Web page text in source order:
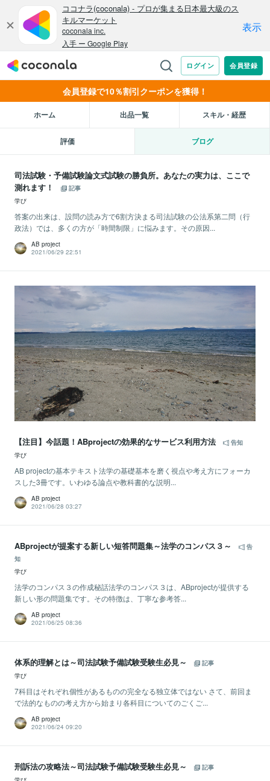
会員登録で10％割引クーポンを獲得！
ホーム 出品一覧 スキル・経歴
評価 ブログ
司法試験・予備試験論文式試験の勝負所。あなたの実力は、ここで
測れます！
記事
学び
答案の出来は、設問の読み方で6割方決まる司法試験の公法系第二問（行
政法）では、多くの方が「時間制限」に悩みます。その原因...
AB project
2021/06/29 22:51
【注目】今話題！ABprojectの効果的なサービス利用方法
告知
学び
AB projectの基本テキスト法学の基礎基本を磨く視点や考え方にフォーカ
スした3冊です。いわゆる論点や教科書的な説明...
AB project
2021/06/28 03:27
ABprojectが提案する新しい短答問題集～法学のコンパス３～
告
知
学び
法学のコンパス３の作成秘話法学のコンパス３は、ABprojectが提供する
新しい形の問題集です。その特徴は、丁寧な参考答...
AB project
2021/06/25 08:36
体系的理解とは～司法試験予備試験受験生必見～
記事
学び
7科目はそれぞれ個性があるものの完全なる独立体ではない さて、前回ま
で法的なものの考え方から始まり各科目についてのごくご...
AB project
2021/06/24 09:20
刑訴法の攻略法～司法試験予備試験受験生必見～
記事